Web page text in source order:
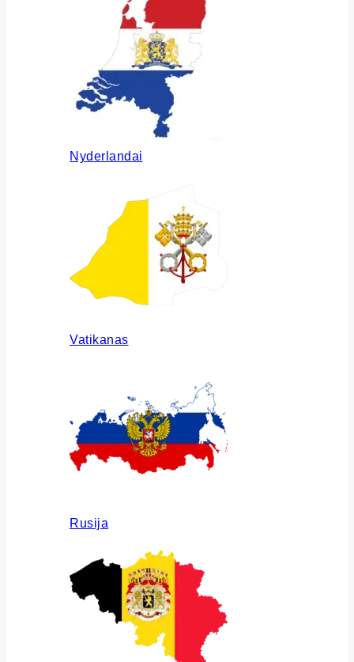
Nyderlandai
Vatikanas
Rusija